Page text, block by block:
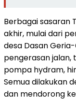
Berbagai sasaran
akhir, mulai dari
desa Dasan
pengerasan jalan,
pompa hydram,
Semua dilakukan
dan mendorong